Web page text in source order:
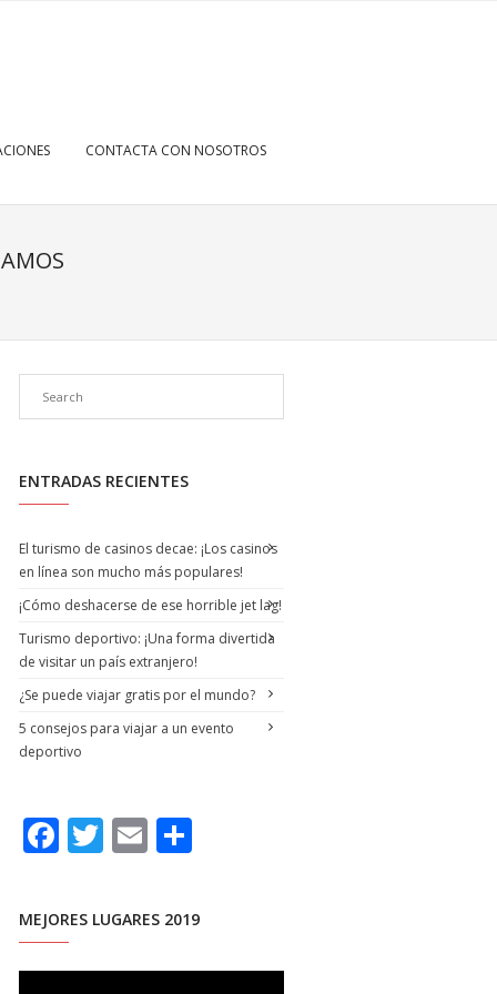
CONTACTA CON NOSOTROS
ENTRADAS RECIENTES
El turismo de casinos decae: ¡Los casinos
en línea son mucho más populares!
¡Cómo deshacerse de ese horrible jet lag!
Turismo deportivo: ¡Una forma divertida
de visitar un país extranjero!
¿Se puede viajar gratis por el mundo?
5 consejos para viajar a un evento
deportivo
F
e
b
o
T
itt
er
E
ai
l
C
m
p
ar
MEJORES LUGARES 2019